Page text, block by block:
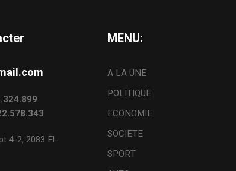
4-2, 2083 El-
MENU:
A LA UNE
POLITIQUE
ECONOMIE
SOCIETE
SPORT